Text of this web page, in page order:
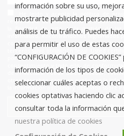
responsable del tratamiento de estos datos
la finalidad de este es la gestión de las
informativo, encontrándonos legitimados
consentimiento que nos está otorgando
terceros salvo obligación legal. Usted
por lo tanto posee la capacidad legal
consentimiento y todo ello, de
de Privacidad. Puede usted acceder,
otros derechos, como se explica en la
la información adicional y detallada sobre
información sobre su uso,
mostrarte publicidad
análisis de tu tráfico. Puedes
para permitir el uso de estas
“CONFIGURACIÓN DE
información de los tipos de
seleccionar cuáles aceptas o
cookies optativas haciendo clic
consultar toda la información
nuestra política de cookies